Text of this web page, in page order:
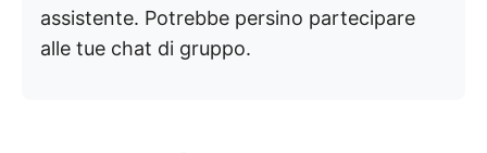
assistente. Potrebbe persino partecipare
alle tue chat di gruppo.